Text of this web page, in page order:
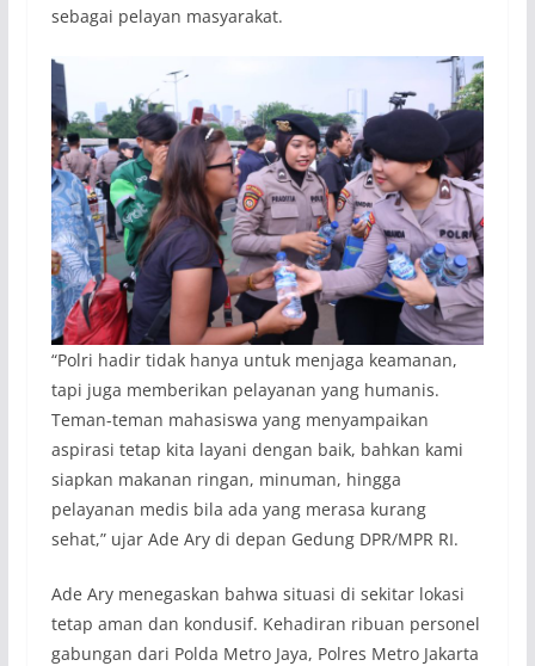
sebagai pelayan masyarakat.
“Polri hadir tidak hanya untuk menjaga keamanan,
tapi juga memberikan pelayanan yang humanis.
Teman-teman mahasiswa yang menyampaikan
aspirasi tetap kita layani dengan baik, bahkan kami
siapkan makanan ringan, minuman, hingga
pelayanan medis bila ada yang merasa kurang
sehat,” ujar Ade Ary di depan Gedung DPR/MPR RI.
Ade Ary menegaskan bahwa situasi di sekitar lokasi
tetap aman dan kondusif. Kehadiran ribuan personel
gabungan dari Polda Metro Jaya, Polres Metro Jakarta